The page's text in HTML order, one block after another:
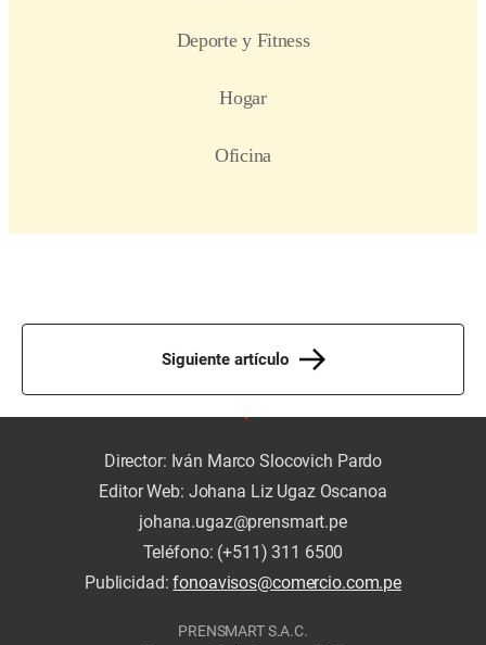
Siguiente artículo
Director: Iván Marco Slocovich Pardo
Editor Web: Johana Liz Ugaz Oscanoa
johana.ugaz@prensmart.pe
Teléfono: (+511) 311 6500
Publicidad:fonoavisos@comercio.com.pe
PRENSMART S.A.C.